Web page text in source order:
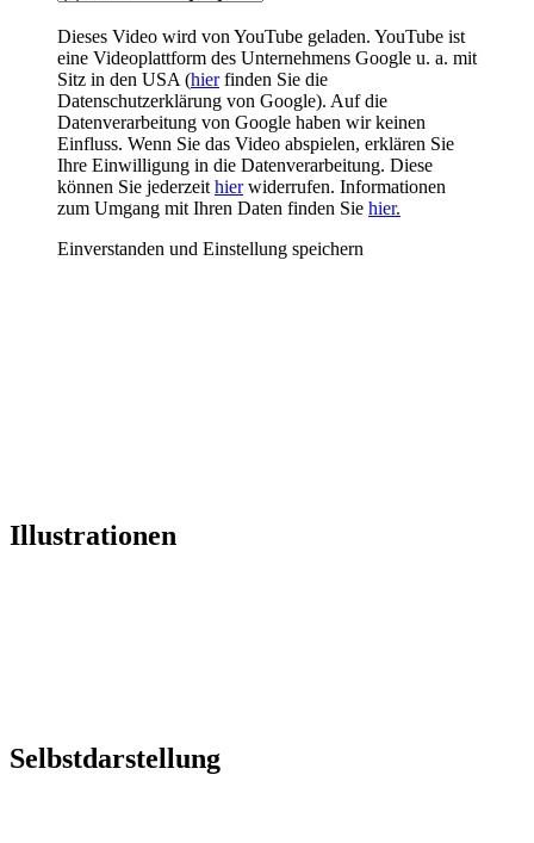
Dieses Video wird von YouTube geladen. YouTube ist
eine Videoplattform des Unternehmens Google u. a. mit
Sitz in den USA (hierfinden Sie die
Datenschutzerklärung von Google). Auf die
Datenverarbeitung von Google haben wir keinen
Einfluss. Wenn Sie das Video abspielen, erklären Sie
Ihre Einwilligung in die Datenverarbeitung. Diese
können Sie jederzeit hierwiderrufen. Informationen
zum Umgang mit Ihren Daten finden Sie hier.
Einverstanden und Einstellung speichern
Illustrationen
Selbstdarstellung